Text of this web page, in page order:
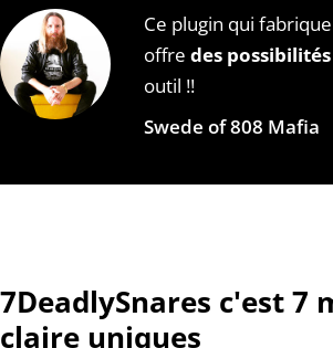
Ce plugin qui
offre des
outil !!
Swede of 808 Mafia
7DeadlySnares c'est 7
claire uniques